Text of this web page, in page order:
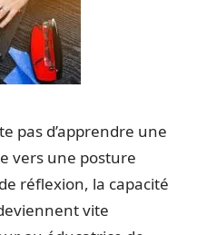
pas d’apprendre une
vers une posture
réflexion, la capacité
vite